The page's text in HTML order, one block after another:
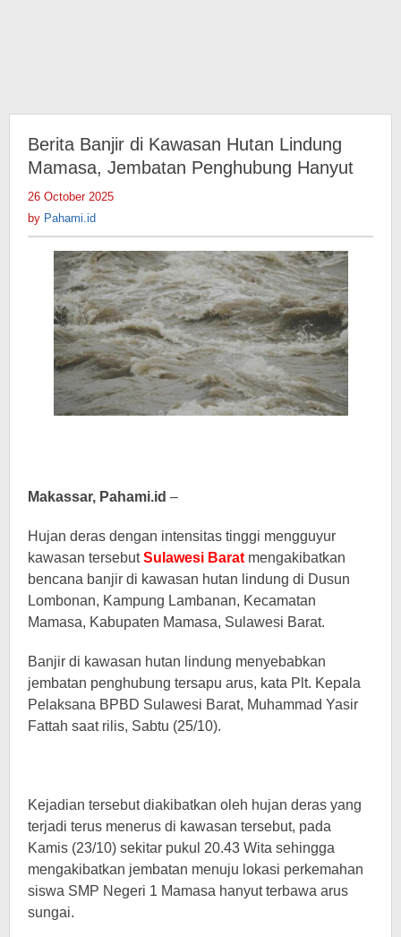
Berita Banjir di Kawasan Hutan Lindung
Mamasa, Jembatan Penghubung Hanyut
26 October 2025
by Pahami.id
Makassar, Pahami.id –
Hujan deras dengan intensitas tinggi mengguyur
kawasan tersebutSulawesi Barat mengakibatkan
bencana banjir di kawasan hutan lindung di Dusun
Lombonan, Kampung Lambanan, Kecamatan
Mamasa, Kabupaten Mamasa, Sulawesi Barat.
Banjir di kawasan hutan lindung menyebabkan
jembatan penghubung tersapu arus, kata Plt. Kepala
Pelaksana BPBD Sulawesi Barat, Muhammad Yasir
Fattah saat rilis, Sabtu (25/10).
Kejadian tersebut diakibatkan oleh hujan deras yang
terjadi terus menerus di kawasan tersebut, pada
Kamis (23/10) sekitar pukul 20.43 Wita sehingga
mengakibatkan jembatan menuju lokasi perkemahan
siswa SMP Negeri 1 Mamasa hanyut terbawa arus
sungai.